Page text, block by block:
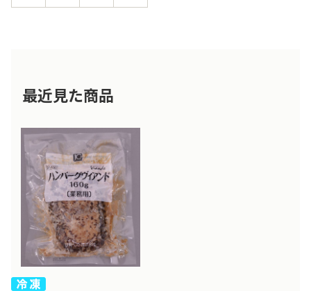
最近見た商品